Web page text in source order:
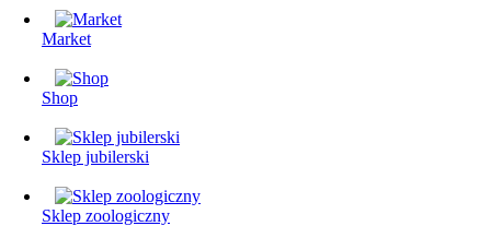
Market
Shop
Sklep jubilerski
Sklep zoologiczny